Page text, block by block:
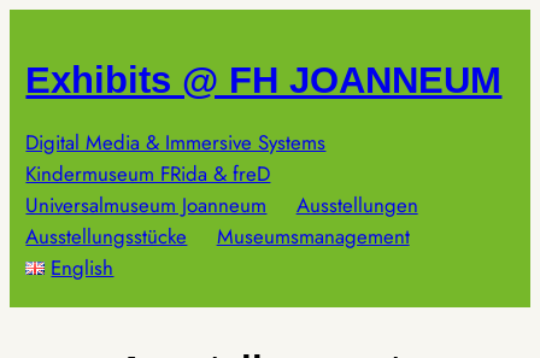
springen
Exhibits @ FH JOANNEUM
Digital Media & Immersive Systems
Kindermuseum FRida & freD
Universalmuseum Joanneum
Ausstellungen
Ausstellungsstücke
Museumsmanagement
English